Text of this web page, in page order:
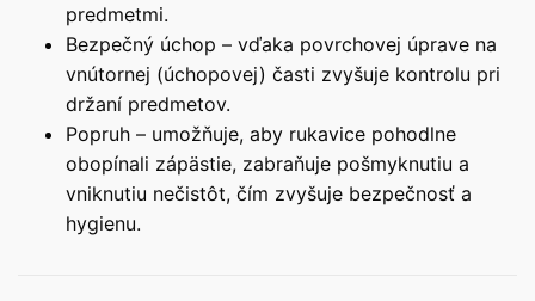
predmetmi.
Bezpečný úchop – vďaka povrchovej úprave na
vnútornej (úchopovej) časti zvyšuje kontrolu pri
držaní predmetov.
Popruh – umožňuje, aby rukavice pohodlne
obopínali zápästie, zabraňuje pošmyknutiu a
vniknutiu nečistôt, čím zvyšuje bezpečnosť a
hygienu.